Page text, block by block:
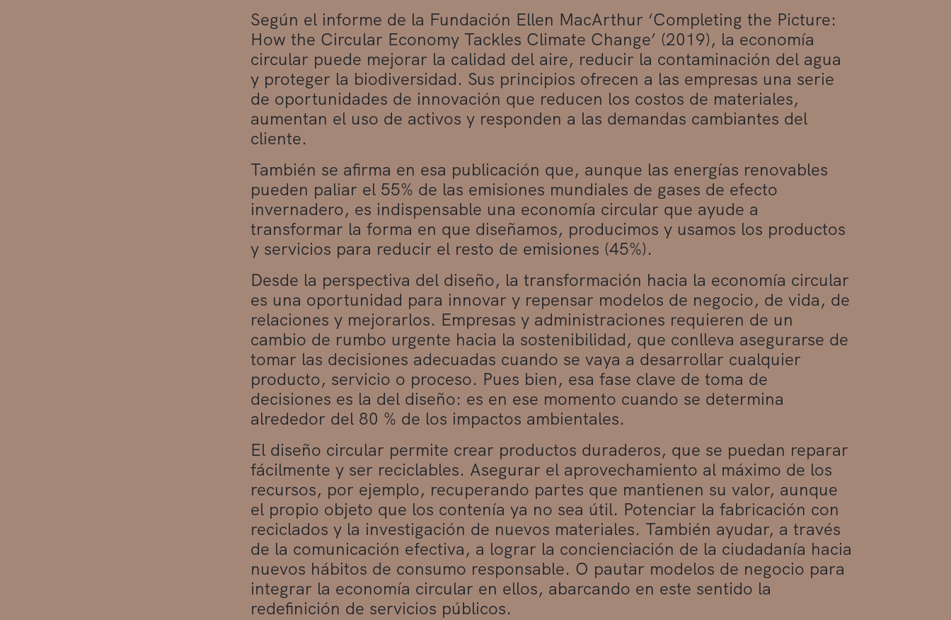
Según el informe de la Fundación Ellen MacArthur ‘Completing the Picture:
How the Circular Economy Tackles Climate Change’ (2019), la economía
circular puede mejorar la calidad del aire, reducir la contaminación del agua
y proteger la biodiversidad. Sus principios ofrecen a las empresas una serie
de oportunidades de innovación que reducen los costos de materiales,
aumentan el uso de activos y responden a las demandas cambiantes del
cliente.
También se afirma en esa publicación que, aunque las energías renovables
pueden paliar el 55% de las emisiones mundiales de gases de efecto
invernadero, es indispensable una economía circular que ayude a
transformar la forma en que diseñamos, producimos y usamos los productos
y servicios para reducir el resto de emisiones (45%).
Desde la perspectiva del diseño, la transformación hacia la economía circular
es una oportunidad para innovar y repensar modelos de negocio, de vida, de
relaciones y mejorarlos. Empresas y administraciones requieren de un
cambio de rumbo urgente hacia la sostenibilidad, que conlleva asegurarse de
tomar las decisiones adecuadas cuando se vaya a desarrollar cualquier
producto, servicio o proceso. Pues bien, esa fase clave de toma de
decisiones es la del diseño: es en ese momento cuando se determina
alrededor del 80 % de los impactos ambientales.
El diseño circular permite crear productos duraderos, que se puedan reparar
fácilmente y ser reciclables. Asegurar el aprovechamiento al máximo de los
recursos, por ejemplo, recuperando partes que mantienen su valor, aunque
el propio objeto que los contenía ya no sea útil. Potenciar la fabricación con
reciclados y la investigación de nuevos materiales. También ayudar, a través
de la comunicación efectiva, a lograr la concienciación de la ciudadanía hacia
nuevos hábitos de consumo responsable. O pautar modelos de negocio para
integrar la economía circular en ellos, abarcando en este sentido la
redefinición de servicios públicos.